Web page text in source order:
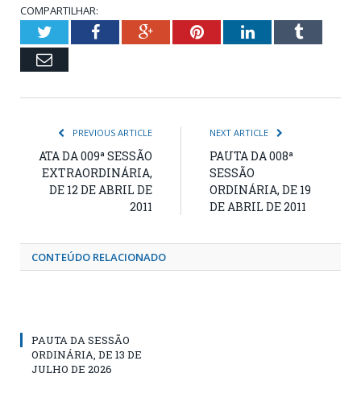
COMPARTILHAR:
TwitterFacebookGoogle+PinterestLinkedInTumblr
Email
PREVIOUS ARTICLE
ATA DA 009ª SESSÃO
EXTRAORDINÁRIA,
DE 12 DE ABRIL DE
2011
NEXT ARTICLE
PAUTA DA 008ª
SESSÃO
ORDINÁRIA, DE 19
DE ABRIL DE 2011
CONTEÚDO RELACIONADO
PAUTA DA SESSÃO
ORDINÁRIA, DE 13 DE
JULHO DE 2026